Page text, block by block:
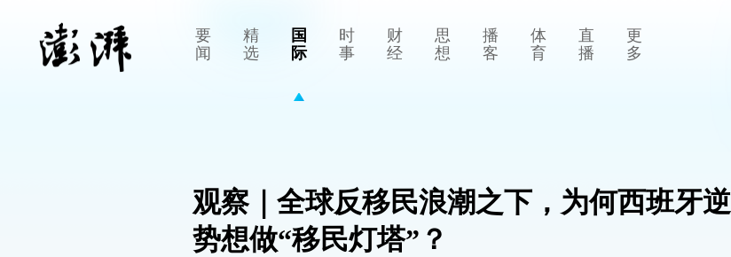
要
闻
精
选
国
际
时
事
财
经
思
想
播
客
体
育
直
播
更
多
观察｜全球反移民浪潮之下，为何西班牙逆
势想做“移民灯塔”？